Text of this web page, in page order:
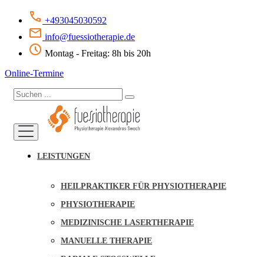
+493045030592
info@fuessiotherapie.de
Montag - Freitag: 8h bis 20h
Online-Termine
LEISTUNGEN
HEILPRAKTIKER FÜR PHYSIOTHERAPIE
PHYSIOTHERAPIE
MEDIZINISCHE LASERTHERAPIE
MANUELLE THERAPIE